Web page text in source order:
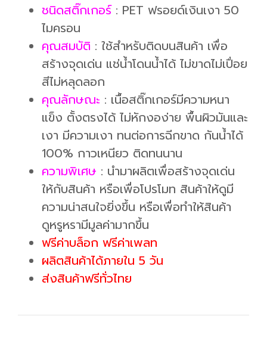
ชนิดสติ๊กเกอร์: PET ฟรอยด์เงินเงา 50
ไมครอน
คุณสมบัติ : ใช้สำหรับติดบนสินค้า เพื่อ
สร้างจุดเด่น แช่น้ำโดนน้ำได้ ไม่ขาดไม่เปื่อย
สีไม่หลุดลอก
คุณลักษณะ : เนื้อสติ๊กเกอร์มีความหนา
แข็ง ตั้งตรงได้ ไม่หักงอง่าย พื้นผิวมันและ
เงา มีความเงา ทนต่อการฉีกขาด กันน้ำได้
100% กาวเหนียว ติดทนนาน
ความพิเศษ : นำมาผลิตเพื่อสร้างจุดเด่น
ให้กับสินค้า หรือเพื่อโปรโมท สินค้าให้ดูมี
ความน่าสนใจยิ่งขึ้น หรือเพื่อทำให้สินค้า
ดูหรูหรามีมูลค่ามากขึ้น
ฟรีค่าบล็อก ฟรีค่าเพลท
ผลิตสินค้าได้ภายใน 5 วัน
ส่งสินค้าฟรีทั่วไทย